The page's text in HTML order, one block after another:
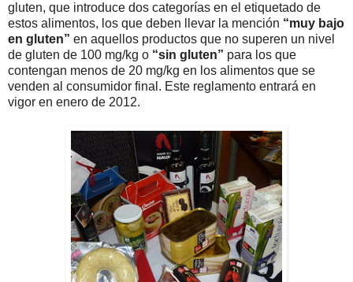
gluten, que introduce dos categorías en el etiquetado de
estos alimentos, los que deben llevar la mención “muy bajo
en gluten” en aquellos productos que no superen un nivel
de gluten de 100 mg/kg o “sin gluten” para los que
contengan menos de 20 mg/kg en los alimentos que se
venden al consumidor final. Este reglamento entrará en
vigor en enero de 2012.